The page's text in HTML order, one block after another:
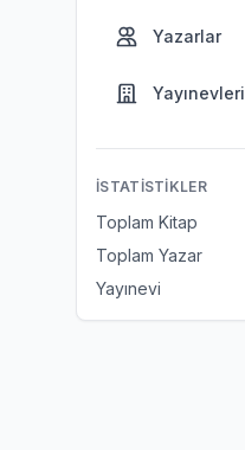
Yazarlar
Yayınevleri
İSTATISTIKLER
Toplam Kitap
Toplam Yazar
Yayınevi